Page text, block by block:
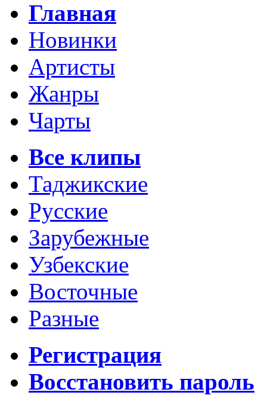
Главная
Новинки
Артисты
Жанры
Чарты
Все клипы
Таджикские
Русские
Зарубежные
Узбекские
Восточные
Разные
Регистрация
Восстановить пароль